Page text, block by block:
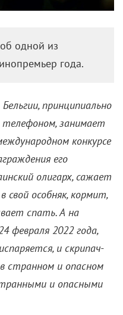
одной из
года.
принципиально
занимает
конкурсе
его
олигарх, сажает
свой особняк, кормит,
спать. А на
февраля 2022 года,
и скрипач-
странном и опасном
и опасными